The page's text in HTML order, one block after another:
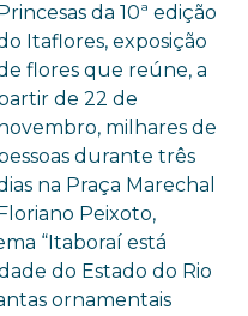
da 10ª edição
Itaflores, exposição
flores que reúne, a
de 22 de
milhares de
durante três
na Praça Marechal
Peixoto,
“Itaboraí está
do Estado do Rio
ornamentais